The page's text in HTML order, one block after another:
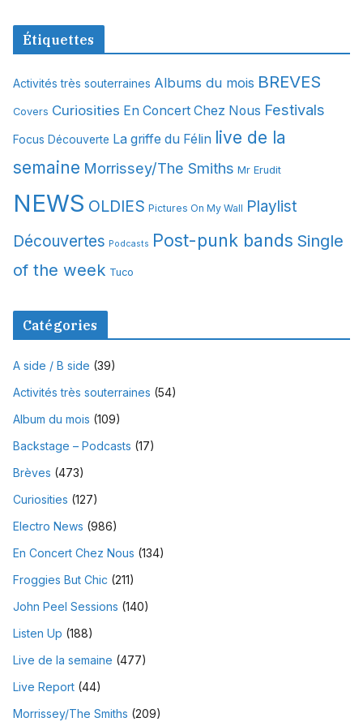
c
v
e
Étiquettes
Activités très souterraines Albums du mois BREVES
Covers Curiosities En Concert Chez Nous Festivals
Focus Découverte La griffe du Félin live de la
semaine Morrissey/The Smiths Mr Erudit
NEWS OLDIES Pictures On My Wall Playlist
Découvertes Podcasts Post-punk bands Single
of the week Tuco
Catégories
A side / B side (39)
Activités très souterraines (54)
Album du mois (109)
Backstage – Podcasts (17)
Brèves (473)
Curiosities (127)
Electro News (986)
En Concert Chez Nous (134)
Froggies But Chic (211)
John Peel Sessions (140)
Listen Up (188)
Live de la semaine (477)
Live Report (44)
Morrissey/The Smiths (209)